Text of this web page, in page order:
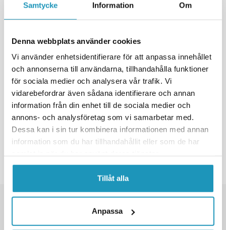
Samtycke Information Om
Denna webbplats använder cookies
Vi använder enhetsidentifierare för att anpassa innehållet
och annonserna till användarna, tillhandahålla funktioner
för sociala medier och analysera vår trafik. Vi
vidarebefordrar även sådana identifierare och annan
information från din enhet till de sociala medier och
annons- och analysföretag som vi samarbetar med.
Dessa kan i sin tur kombinera informationen med annan
information som du har tillhandahållit eller som de har
Tillåt alla
Anpassa
Tennspole Kawasaki
MIDLERTIDIG UTE
OVERVÅKE
MER INFORMASJON
CDI boks Dynatek Suzuki LT-
+ LEGG TIL I
HANDLEKURVEN
MER INFORMASJON
Viser2av2produkter
TUSENVIS AV VARER PÅ LAGER
FRAKT FRA 79 KR
30 DAGERS ÅPENT KJØP